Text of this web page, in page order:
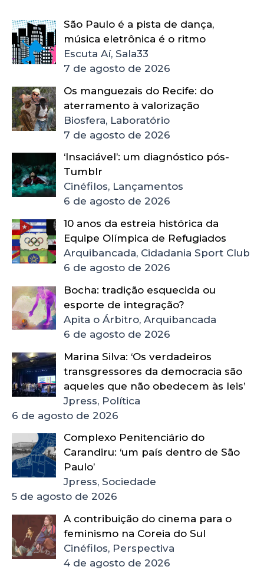
São Paulo é a pista de dança,
música eletrônica é o ritmo
Escuta Aí, Sala33
7 de agosto de 2026
Os manguezais do Recife: do
aterramento à valorização
Biosfera, Laboratório
7 de agosto de 2026
‘Insaciável’: um diagnóstico pós-
Tumblr
Cinéfilos, Lançamentos
6 de agosto de 2026
10 anos da estreia histórica da
Equipe Olímpica de Refugiados
Arquibancada, Cidadania Sport Club
6 de agosto de 2026
Bocha: tradição esquecida ou
esporte de integração?
Apita o Árbitro, Arquibancada
6 de agosto de 2026
Marina Silva: ‘Os verdadeiros
transgressores da democracia são
aqueles que não obedecem às leis’
Jpress, Política
6 de agosto de 2026
Complexo Penitenciário do
Carandiru: ‘um país dentro de São
Paulo’
Jpress, Sociedade
5 de agosto de 2026
A contribuição do cinema para o
feminismo na Coreia do Sul
Cinéfilos, Perspectiva
4 de agosto de 2026